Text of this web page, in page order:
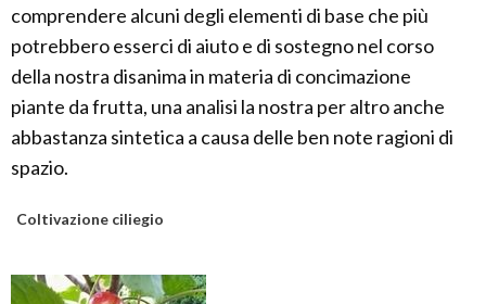
comprendere alcuni degli elementi di base che più
potrebbero esserci di aiuto e di sostegno nel corso
della nostra disanima in materia di concimazione
piante da frutta, una analisi la nostra per altro anche
abbastanza sintetica a causa delle ben note ragioni di
spazio.
Coltivazione ciliegio